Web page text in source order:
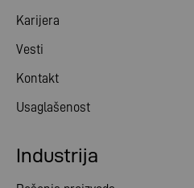
Karijera
Vesti
Kontakt
Usaglašenost
Industrija